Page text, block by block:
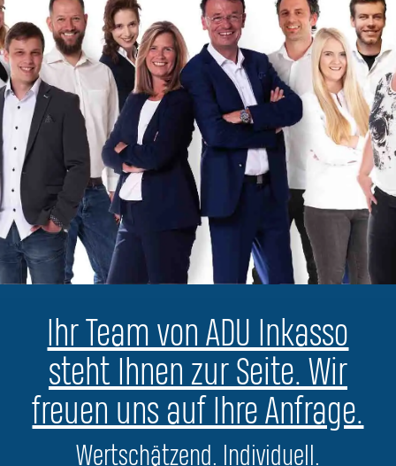
Ihr Team von ADU Inkasso
steht Ihnen zur Seite. Wir
freuen uns auf Ihre Anfrage.
Wertschätzend. Individuell.